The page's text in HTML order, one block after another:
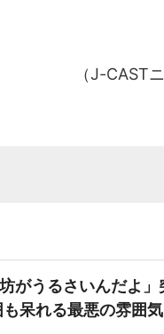
（J-CAST
がうるさいんだよ
呆れる最悪の雰囲気